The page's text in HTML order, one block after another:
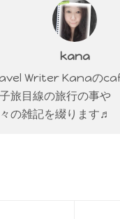
kana
Writer Kanaの
旅目線の旅行の事や
の雑記を綴ります♬